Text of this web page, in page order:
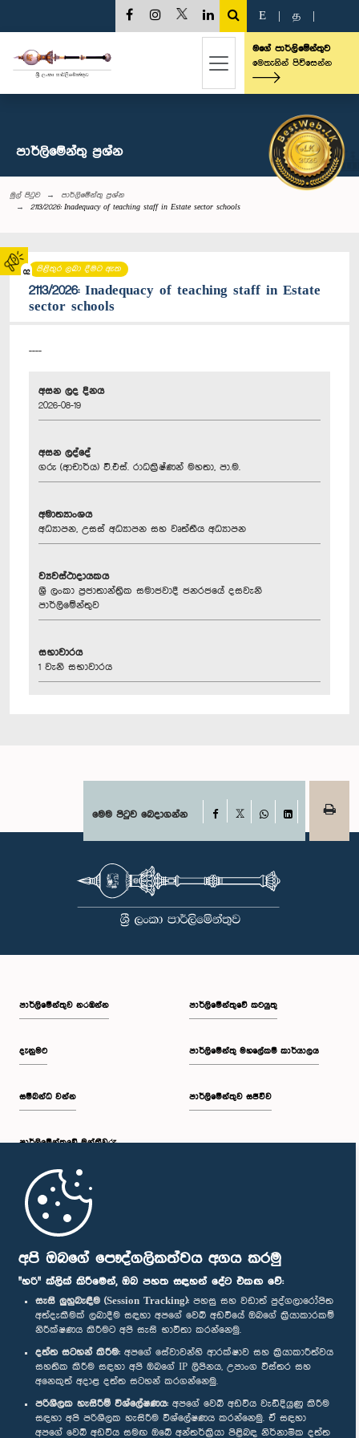
අපි ඔබගේ පෞද්ගලිකත්වය අගය කරමු
"හරි" ක්ලික් කිරීමෙන්, ඔබ පහත සඳහන් දේට එකඟ වේ:
සැසි ලුහුබැඳීම (Session Tracking): පහසු සහ වඩාත් පුද්ගලාරෝපිත
අත්දැකීමක් ලබාදීම සඳහා අපගේ වෙබ් අඩවියේ ඔබගේ ක්‍රියාකාරකම්
නිරීක්ෂණය කිරීමට අපි සැසි භාවිතා කරන්නෙමු.
දත්ත සටහන් කිරීම: අපගේ සේවාවන්හි ආරක්ෂාව සහ ක්‍රියාකාරීත්වය
සහතික කිරීම සඳහා අපි ඔබගේ IP ලිපිනය, උපාංග විස්තර සහ
අනෙකුත් අදාළ දත්ත සටහන් කරගන්නෙමු.
පරිශීලක හැසිරීම් විශ්ලේෂණය: අපගේ වෙබ් අඩවිය වැඩිදියුණු කිරීම
සඳහා අපි පරිශීලක හැසිරීම විශ්ලේෂණය කරන්නෙමු. ඒ සඳහා
අපගේ වෙබ් අඩවිය සමඟ ඔබේ අන්තර්ක්‍රියා පිළිබඳ නිර්නාමික දත්ත
02
E த
මගේ පාර්ලිමේන්තුව
මෙතැනින් පිවිසෙන්න
පාර්ලි‌මේන්තු‌ ප්‍රශ්න
මුල් පිටුව
පාර්ලි‌මේන්තු‌ ප්‍රශ්න
2113/2026: Inadequacy of teaching staff in Estate sector schools
පිළිතුර ලබා දීමට ඇත
2113/2026: Inadequacy of teaching staff in Estate
sector schools
----
අසන ලද දිනය
2026-08-19
අසන ලද්දේ
ගරු (ආචාර්ය) වී.එස්. රාධක්‍රිෂ්ණන් මහතා, පා.ම.
අමාත්‍යාංශය
අධ්‍යාපන, උසස් අධ්‍යාපන සහ වෘත්තීය අධ්‍යාපන
ව්‍යවස්ථාදායකය
ශ්‍රී ලංකා ප්‍රජාතාන්ත්‍රික සමාජවාදී ජනරජයේ දසවැනි
පාර්ලිමේන්තුව
සභාවාරය
1 වැනි සභාවාරය
මෙම පිටුව බෙදාගන්න Facebook
WhatsAppLinkedIn
පාර්ලි‌මේන්තුව නරඹන්න
දැනුමට
සම්බන්ධ වන්න
පාර්ලි‌මේන්තුවේ මන්ත්‍රීවරු
මුල් පිටුව
පාර්ලිමේන්තුවේ කටයුතු
පාර්ලිමේන්තු මහලේකම් කාර්යාලය
පාර්ලිමේන්තුව සජීවීව
පාර්ලිමේන්තු ජංගම යෙදුම
අප හා සම්බන්ධ වී සිටින්න :
සම්මාන